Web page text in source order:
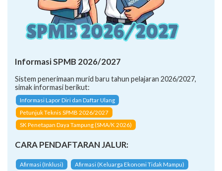
Informasi SPMB 2026/2027
Sistem penerimaan murid baru tahun pelajaran 2026/2027,
simak informasi berikut:
Informasi Lapor Diri dan Daftar Ulang
Petunjuk Teknis SPMB 2026/2027
SK Penetapan Daya Tampung (SMA/K 2026)
CARA PENDAFTARAN JALUR:
Afirmasi (Inklusi)
Afirmasi (Keluarga Ekonomi Tidak Mampu)